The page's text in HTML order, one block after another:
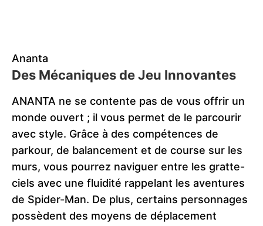
Ananta
Des Mécaniques de Jeu Innovantes
ANANTA ne se contente pas de vous offrir un
monde ouvert ; il vous permet de le parcourir
avec style. Grâce à des compétences de
parkour, de balancement et de course sur les
murs, vous pourrez naviguer entre les gratte-
ciels avec une fluidité rappelant les aventures
de Spider-Man. De plus, certains personnages
possèdent des moyens de déplacement